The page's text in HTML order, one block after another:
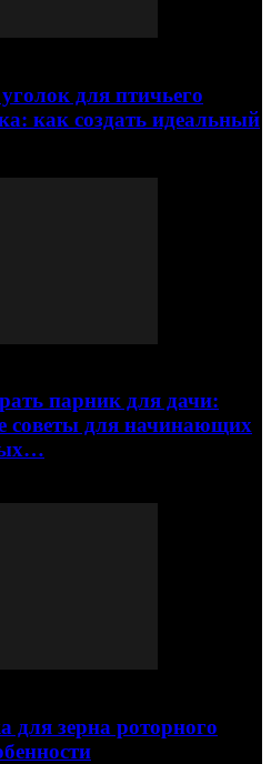
для птичьего
как создать идеальный
парник для дачи:
советы для начинающих
для зерна роторного